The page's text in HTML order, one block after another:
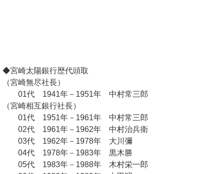
◆宮崎太陽銀行歴代頭取
（宮崎無尽社長）
01代 1941年－1951年 中村常三郎
（宮崎相互銀行社長）
01代 1951年－1961年 中村常三郎
02代 1961年－1962年 中村治兵衛
03代 1962年－1978年 大川彌
04代 1978年－1983年 黒木勝
05代 1983年－1988年 木村栄一郎